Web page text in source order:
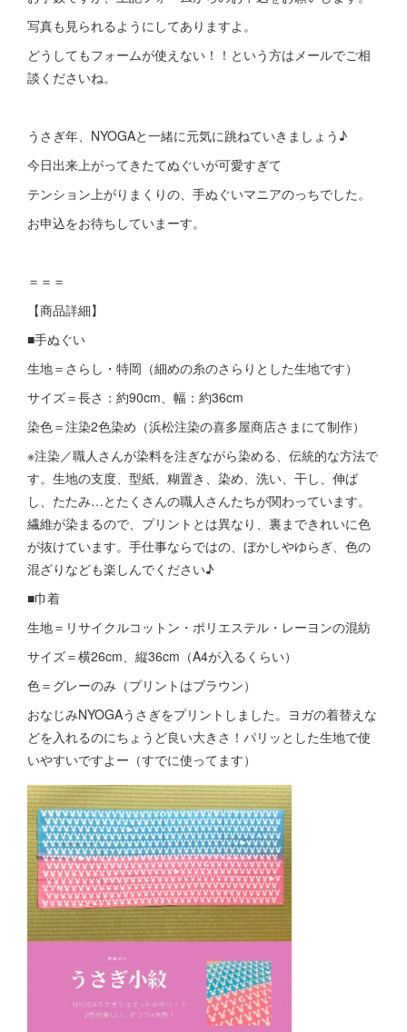
写真も見られるようにしてありますよ。
どうしてもフォームが使えない！！という方はメールでご相
談くださいね。
うさぎ年、NYOGAと一緒に元気に跳ねていきましょう♪
今日出来上がってきたてぬぐいが可愛すぎて
テンション上がりまくりの、手ぬぐいマニアのっちでした。
お申込をお待ちしていまーす。
＝＝＝
【商品詳細】
■手ぬぐい
生地＝さらし・特岡（細めの糸のさらりとした生地です）
サイズ＝長さ：約90cm、幅：約36cm
染色＝注染2色染め（浜松注染の喜多屋商店さまにて制作）
※注染／職人さんが染料を注ぎながら染める、伝統的な方法で
す。生地の支度、型紙、糊置き、染め、洗い、干し、伸ば
し、たたみ…とたくさんの職人さんたちが関わっています。
繊維が染まるので、プリントとは異なり、裏まできれいに色
が抜けています。手仕事ならではの、ぼかしやゆらぎ、色の
混ざりなども楽しんでください♪
■巾着
生地＝リサイクルコットン・ポリエステル・レーヨンの混紡
サイズ＝横26cm、縦36cm（A4が入るくらい）
色＝グレーのみ（プリントはブラウン）
おなじみNYOGAうさぎをプリントしました。ヨガの着替えな
どを入れるのにちょうど良い大きさ！パリッとした生地で使
いやすいですよー（すでに使ってます）